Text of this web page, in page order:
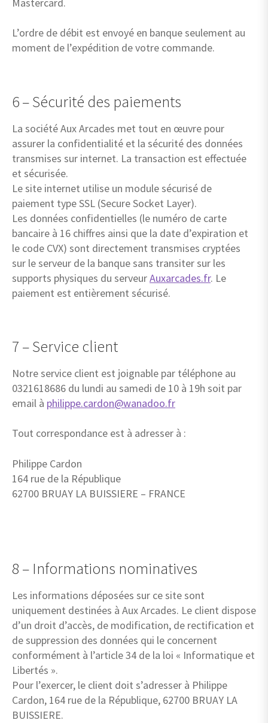
L’ordre de débit est envoyé en banque seulement au
moment de l’expédition de votre commande.
6 – Sécurité des paiements
La société Aux Arcades met tout en œuvre pour
assurer la confidentialité et la sécurité des données
transmises sur internet. La transaction est effectuée
et sécurisée.
Le site internet utilise un module sécurisé de
paiement type SSL (Secure Socket Layer).
Les données confidentielles (le numéro de carte
bancaire à 16 chiffres ainsi que la date d’expiration et
le code CVX) sont directement transmises cryptées
sur le serveur de la banque sans transiter sur les
supports physiques du serveurAuxarcades.fr. Le
paiement est entièrement sécurisé.
7 – Service client
Notre service client est joignable par téléphone au
0321618686 du lundi au samedi de 10 à 19h soit par
email à philippe.cardon@wanadoo.fr
Tout correspondance est à adresser à :
Philippe Cardon
164 rue de la République
62700 BRUAY LA BUISSIERE – FRANCE
8 – Informations nominatives
Les informations déposées sur ce site sont
uniquement destinées à Aux Arcades. Le client dispose
d’un droit d’accès, de modification, de rectification et
de suppression des données qui le concernent
conformément à l’article 34 de la loi « Informatique et
Libertés ».
Pour l’exercer, le client doit s’adresser à Philippe
Cardon, 164 rue de la République, 62700 BRUAY LA
BUISSIERE.